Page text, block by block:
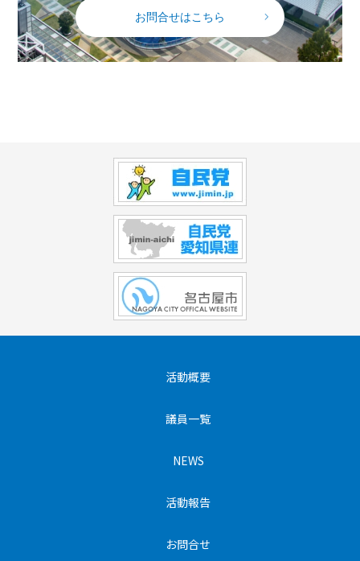
お問合せはこちら
活動概要
議員一覧
NEWS
活動報告
お問合せ